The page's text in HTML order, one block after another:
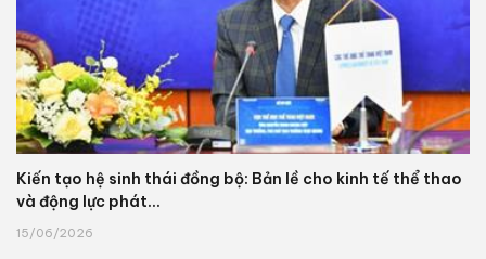
Kiến tạo hệ sinh thái đồng bộ: Bản lề cho kinh tế thể thao
và động lực phát...
15/06/2026